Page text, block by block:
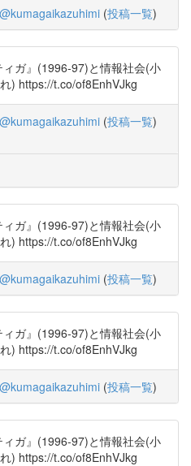
@kumagaikazuhimi (投稿一覧)
ガ』(1996-97)と情報社会(小
) https://t.co/of8EnhVJkg
@kumagaikazuhimi (投稿一覧)
ガ』(1996-97)と情報社会(小
) https://t.co/of8EnhVJkg
@kumagaikazuhimi (投稿一覧)
ガ』(1996-97)と情報社会(小
) https://t.co/of8EnhVJkg
@kumagaikazuhimi (投稿一覧)
ガ』(1996-97)と情報社会(小
) https://t.co/of8EnhVJkg